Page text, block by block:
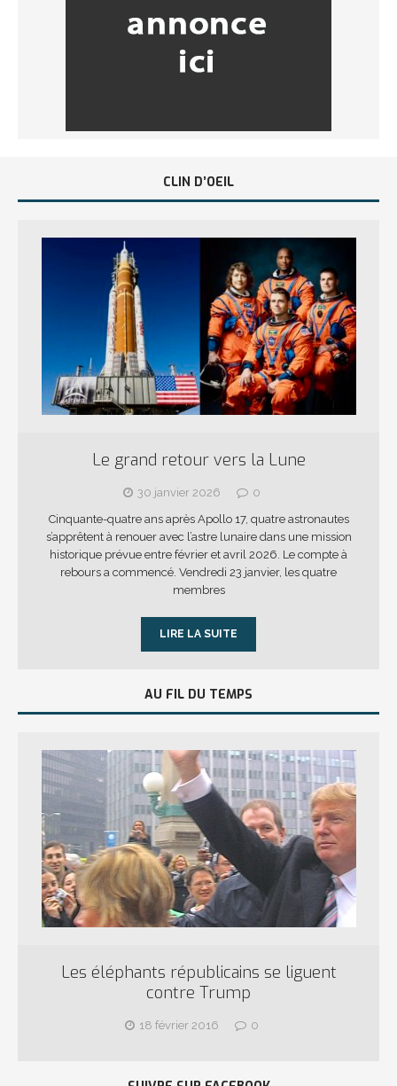
CLIN D’OEIL
Le grand retour vers la Lune
30 janvier 2026
0
Cinquante-quatre ans après Apollo 17, quatre astronautes
s’apprêtent à renouer avec l’astre lunaire dans une mission
historique prévue entre février et avril 2026. Le compte à
rebours a commencé. Vendredi 23 janvier, les quatre
membres
LIRE LA SUITE
AU FIL DU TEMPS
Les éléphants républicains se liguent
contre Trump
18 février 2016 0